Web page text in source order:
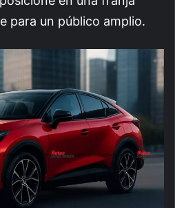
para un público amplio.